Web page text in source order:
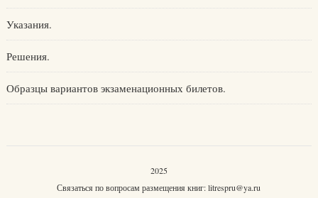
Указания.
Решения.
Образцы вариантов экзаменационных билетов.
2025
Связаться по вопросам размещения книг:litrespru@ya.ru